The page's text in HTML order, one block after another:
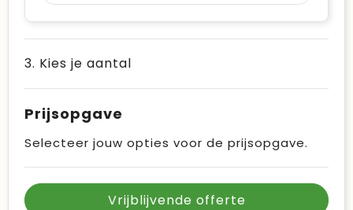
3. Kies je aantal
Prijsopgave
Selecteer jouw opties voor de prijsopgave.
Vrijblijvende offerte